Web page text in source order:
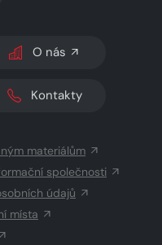
O nás
Kontakty
materiálům
společnosti
údajů
místa